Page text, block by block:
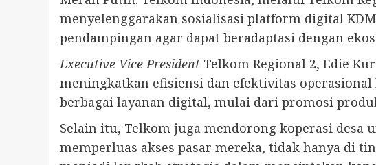
menyelenggarakan sosialisasi platform digital
pendampingan agar dapat beradaptasi dengan
Executive Vice President Telkom Regional 2, Edie
meningkatkan efisiensi dan efektivitas
berbagai layanan digital, mulai dari promosi
Selain itu, Telkom juga mendorong koperasi desa
memperluas akses pasar mereka, tidak hanya di